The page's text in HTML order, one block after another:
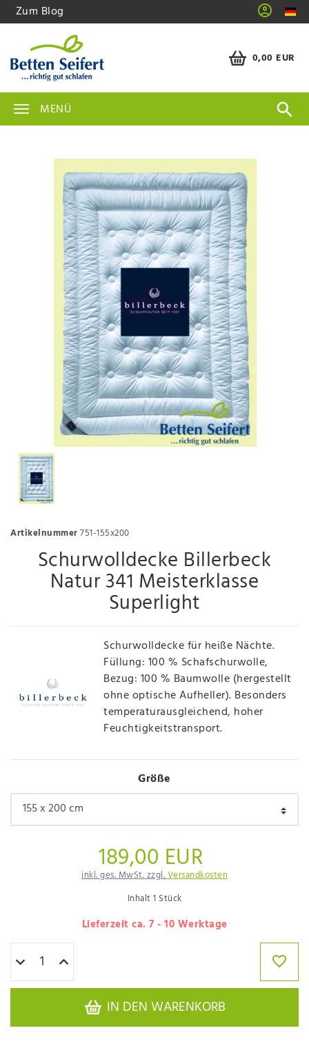
Zum Blog
0,00 EUR
MENÜ
Artikelnummer751-155x200
Schurwolldecke Billerbeck
Natur 341 Meisterklasse
Superlight
Schurwolldecke für heiße Nächte.
Füllung: 100 % Schafschurwolle,
Bezug: 100 % Baumwolle (hergestellt
ohne optische Aufheller). Besonders
temperaturausgleichend, hoher
Feuchtigkeitstransport.
Größe
189,00 EUR
inkl. ges. MwSt. zzgl.Versandkosten
Inhalt1 Stück
Lieferzeit ca. 7 - 10 Werktage
IN DEN WARENKORB